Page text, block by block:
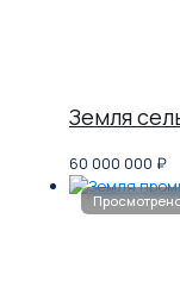
Земля
60 000 000 ₽